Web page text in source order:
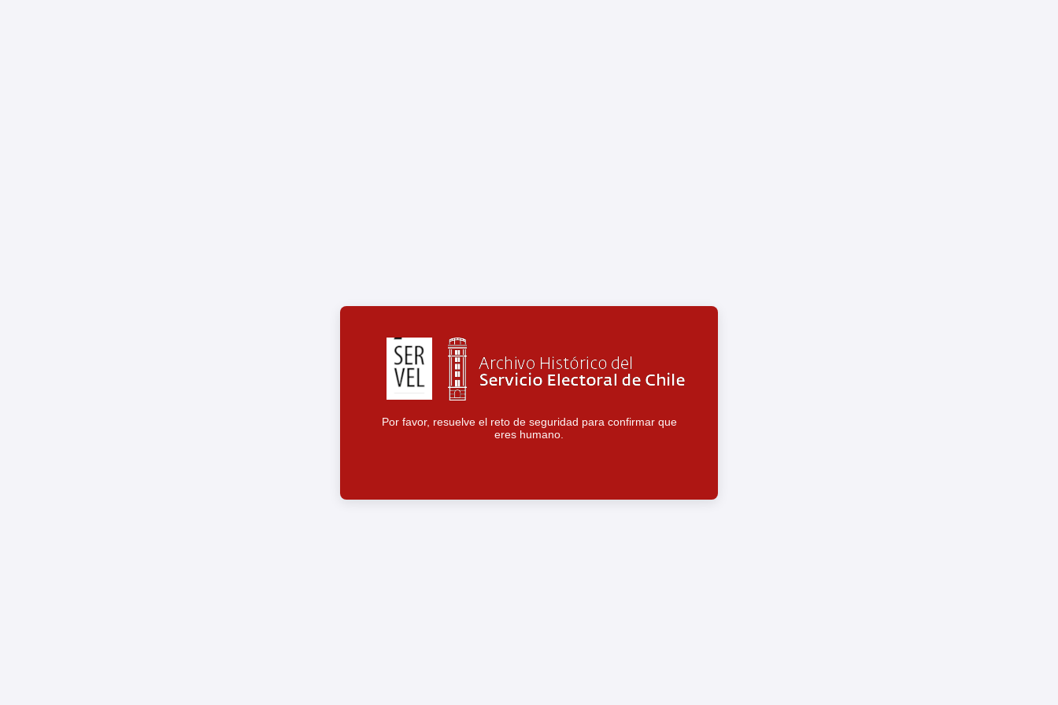
Por favor, resuelve el reto de seguridad para confirmar que
eres humano.